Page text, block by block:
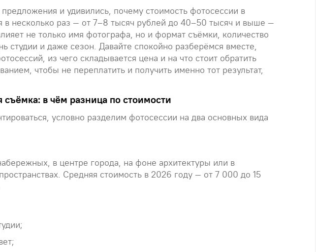
и удивились, почему стоимость фотосессии в
в несколько раз — от 7–8 тысяч рублей до 40–50 тысяч и выше —
не только имя фотографа, но и формат съёмки, количество
студии и даже сезон. Давайте спокойно разберёмся вместе,
из чего складывается цена и на что стоит обратить
чтобы не переплатить и получить именно тот результат,
съёмка: в чём разница по стоимости
условно разделим фотосессии на два основных вида
в центре города, на фоне архитектуры или в
Средняя стоимость в 2026 году — от 7 000 до 15